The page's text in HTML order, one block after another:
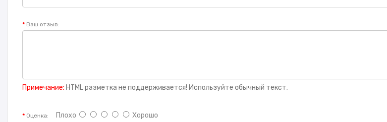
Ваш отзыв:
Примечание: HTML разметка не поддерживается! Используйте обычный текст.
Оценка: Плохо Хорошо